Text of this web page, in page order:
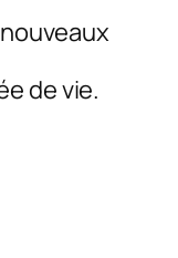
de vie.